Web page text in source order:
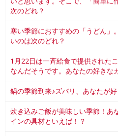
次のどれ？
寒い季節におすすめの「うどん」
いのは次のどれ？
1月22日は一斉給食で提供された
なんだそうです。あなたの好きな
鍋の季節到来♪ズバリ、あなたが
炊き込みご飯が美味しい季節！あ
インの具材といえば！？